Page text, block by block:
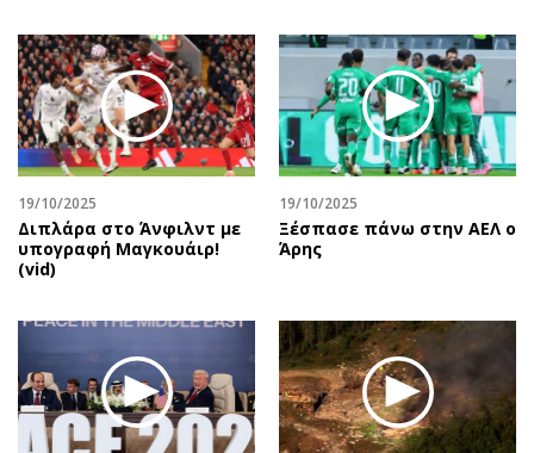
19/10/2025
Διπλάρα στο Άνφιλντ με
υπογραφή Μαγκουάιρ!
(vid)
19/10/2025
Ξέσπασε πάνω στην ΑΕΛ ο
Άρης